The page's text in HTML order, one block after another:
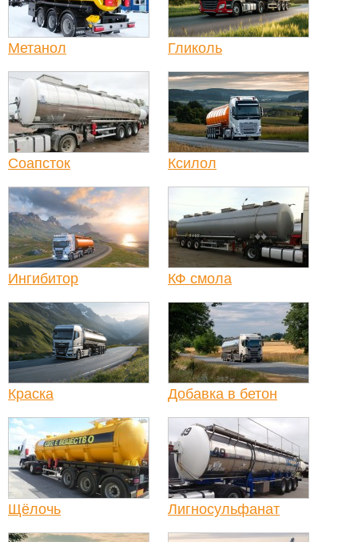
Метанол Гликоль
Соапсток Ксилол
Ингибитор КФ смола
Краска Добавка в бетон
Щёлочь Лигносульфанат